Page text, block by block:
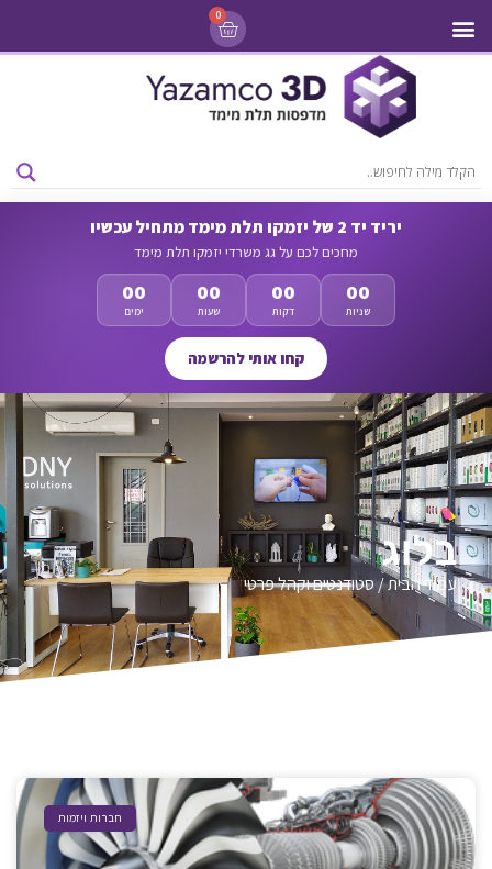
0
יריד יד 2 של יזמקו תלת מימד מתחיל עכשיו
מחכים לכם על גג משרדי יזמקו תלת מימד
00
ימים
00
שעות
00
דקות
00
שניות
קחו אותי להרשמה
בלוג
עמוד הבית/ סטודנטים וקהל פרטי
חברות ויזמות